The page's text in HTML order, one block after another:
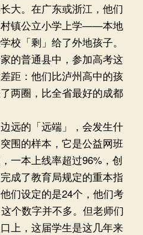
大。在广东或浙江，他们
镇公立小学上学——本地
校「剩」给了外地孩子。
普通县中，参加高考这
距：他们比泸州高中的孩
两圈，比全省最好的成都
的「远端」，会发生什
围的样本，它是公益网班
一本上线率超过96%，创
成了教育局规定的重本指
们设定的是24个，他们考
个数字并不多。但老师们
上，这届学生是这几年来